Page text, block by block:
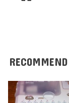
RECOMMEND